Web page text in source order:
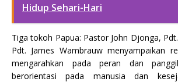
Hidup Sehari-Hari
Tiga tokoh Papua: Pastor John Djonga,
Pdt. James Wambrauw menyampaikan
mengarahkan pada peran dan
berorientasi pada manusia dan